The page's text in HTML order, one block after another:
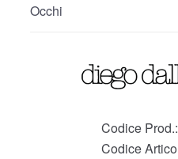
Occhi
Codice Prod.:
Codice